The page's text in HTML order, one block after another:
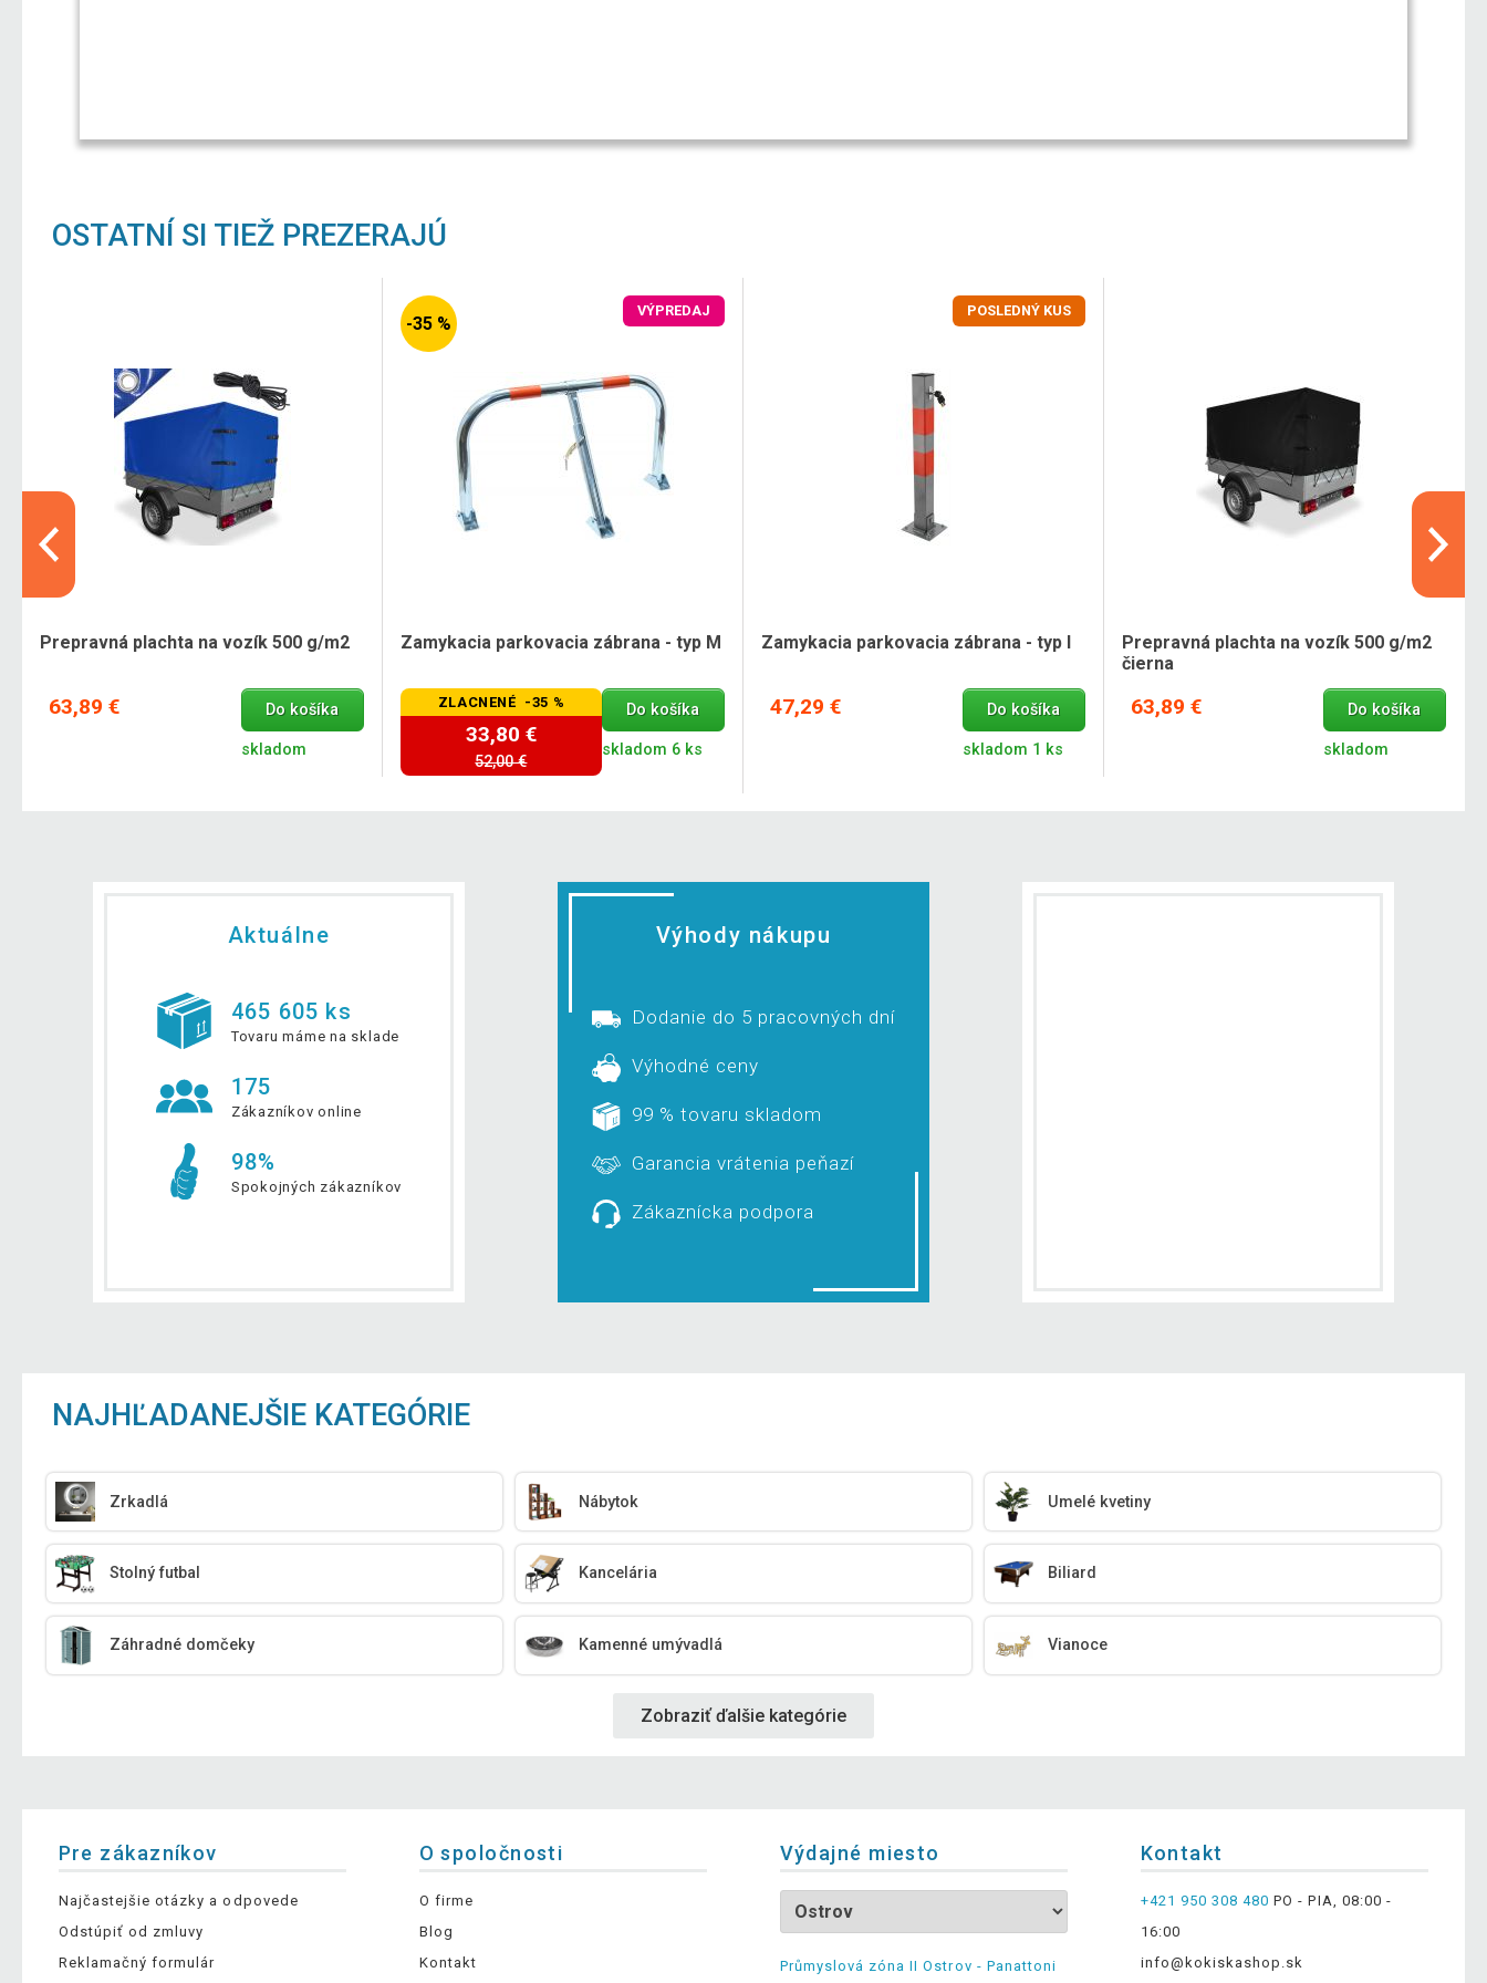
OSTATNÍ SI TIEŽ PREZERAJÚ
Prepravná plachta na vozík 500 g/m2
63,89 € Do košíka
skladom
-35 %
VÝPREDAJ
Zamykacia parkovacia zábrana - typ M
ZLACNENÉ -35 %
33,80 €
52,00 €
Do košíka
skladom 6 ks
POSLEDNÝ KUS
Zamykacia parkovacia zábrana - typ I
47,29 € Do košíka
skladom 1 ks
Prepravná plachta na vozík 500 g/m2
čierna
63,89 € Do košíka
skladom
Aktuálne
465 605 ks
Tovaru máme na sklade
175
Zákazníkov online
98%
Spokojných zákazníkov
Výhody nákupu
Dodanie do 5 pracovných dní
Výhodné ceny
99 % tovaru skladom
Garancia vrátenia peňazí
Zákaznícka podpora
NAJHĽADANEJŠIE KATEGÓRIE
Zrkadlá Nábytok Umelé kvetiny
Stolný futbal Kancelária Biliard
Záhradné domčeky Kamenné umývadlá Vianoce
Zobraziť ďalšie kategórie
Pre zákazníkov
Najčastejšie otázky a odpovede
Odstúpiť od zmluvy
Reklamačný formulár
O spoločnosti
O firme
Blog
Kontakt
Výdajné miesto
Průmyslová zóna II Ostrov - Panattoni
Kontakt
+421 950 308 480 PO - PIA, 08:00 -
16:00
info@kokiskashop.sk